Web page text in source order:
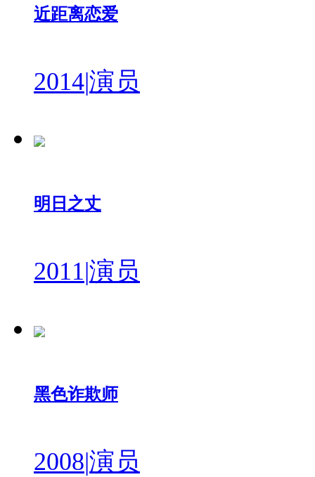
近距离恋爱
2014|演员
明日之丈
2011|演员
黑色诈欺师
2008|演员